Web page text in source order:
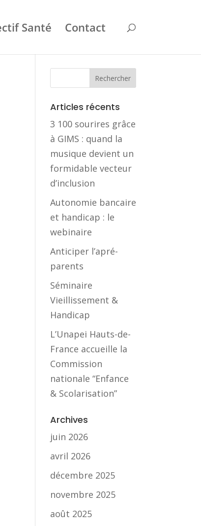
Santé Contact
Articles récents
3 100 sourires grâce
à GIMS : quand la
musique devient un
formidable vecteur
d’inclusion
Autonomie bancaire
et handicap : le
webinaire
Anticiper l’apré-
parents
Séminaire
Vieillissement &
Handicap
L’Unapei Hauts-de-
France accueille la
Commission
nationale “Enfance
& Scolarisation”
Archives
juin 2026
avril 2026
décembre 2025
novembre 2025
août 2025